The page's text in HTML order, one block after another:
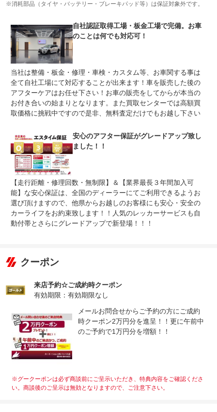
上限金額
免責金 無し
保証修理
受付先
-
法定整備
※車検なし・車検整備付の場合は法定24ヶ月点検整備付
※商用車は6ヶ月または12ヶ月点検整備付
法定整備
について
法定点検整備２４ヶ月点検を実施をし、点検記録簿が発行
されます。
※消耗部品（タイヤ・バッテリー・ブレーキパッド等）は保証対象外です。
自社認証取得工場・板金工場で完備。お車
のことは何でも対応可！
当社は整備・板金・修理・車検・カスタム等、お車関する事は
全て自社工場にて対応することが出来ます！車を販売した後の
アフターケアはお任せ下さい！お車の販売をしてからが本当の
お付き合いの始まりとなります。また買取センターでは高額買
取価格に挑戦中ですので是非、無料査定だけでもお越し下さい
安心のアフター保証がグレードアップ致し
ました！！
【走行距離・修理回数・無制限】＆【業界最長３年間加入可
能】な安心保証は、全国のディーラーにてご利用できるようお
選び頂けますので、他県からお越しのお客様にも安心・安全の
カーライフをお約束致します！！人気のレッカーサービスも自
動付帯とさらにグレードアップで新登場！！！
クーポン
来店予約☆ご成約時クーポン
有効期限：有効期限なし
メールお問合せからご予約の方にご成約
時クーポン2万円分を進呈！！更に午前中
のご予約で1万円分を増額！！
※グークーポンは必ず商談前にご呈示いただき、特典内容をご確認くださ
い。商談後のご呈示は無効となりますので、ご注意下さい。